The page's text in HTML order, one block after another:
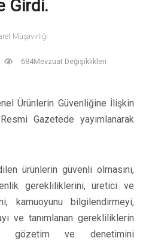
Girdi.
Müşavirliği
684Mevzuat Değişiklikleri
Ürünlerin Güvenliğine İlişkin
Gazetede yayımlanarak
ürünlerin güvenli olmasını,
gerekliliklerini, üretici ve
kamuoyunu bilgilendirmeyi,
ve tanımlanan gerekliliklerin
gözetim ve denetimini